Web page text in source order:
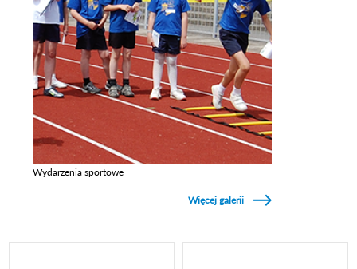
Wydarzenia sportowe
Więcej galerii